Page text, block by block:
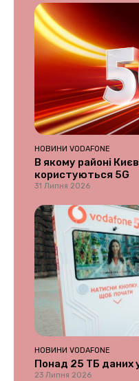
НОВИНИ VODAFONE
В якому районі
користуються 5G
31 Липня 2026
НОВИНИ VODAFONE
Понад 25 ТБ даних
23 Липня 2026